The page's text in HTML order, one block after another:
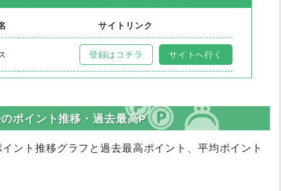
ンドジェル のポイントサイト別比較
サイトリンク
登録はコチラ サイトへ行く
ポイント推移・過去最高P